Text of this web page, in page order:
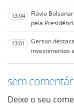
13:04
Flávio
pela
13:01
Gerson
investimentos
sem
Deixe o seu